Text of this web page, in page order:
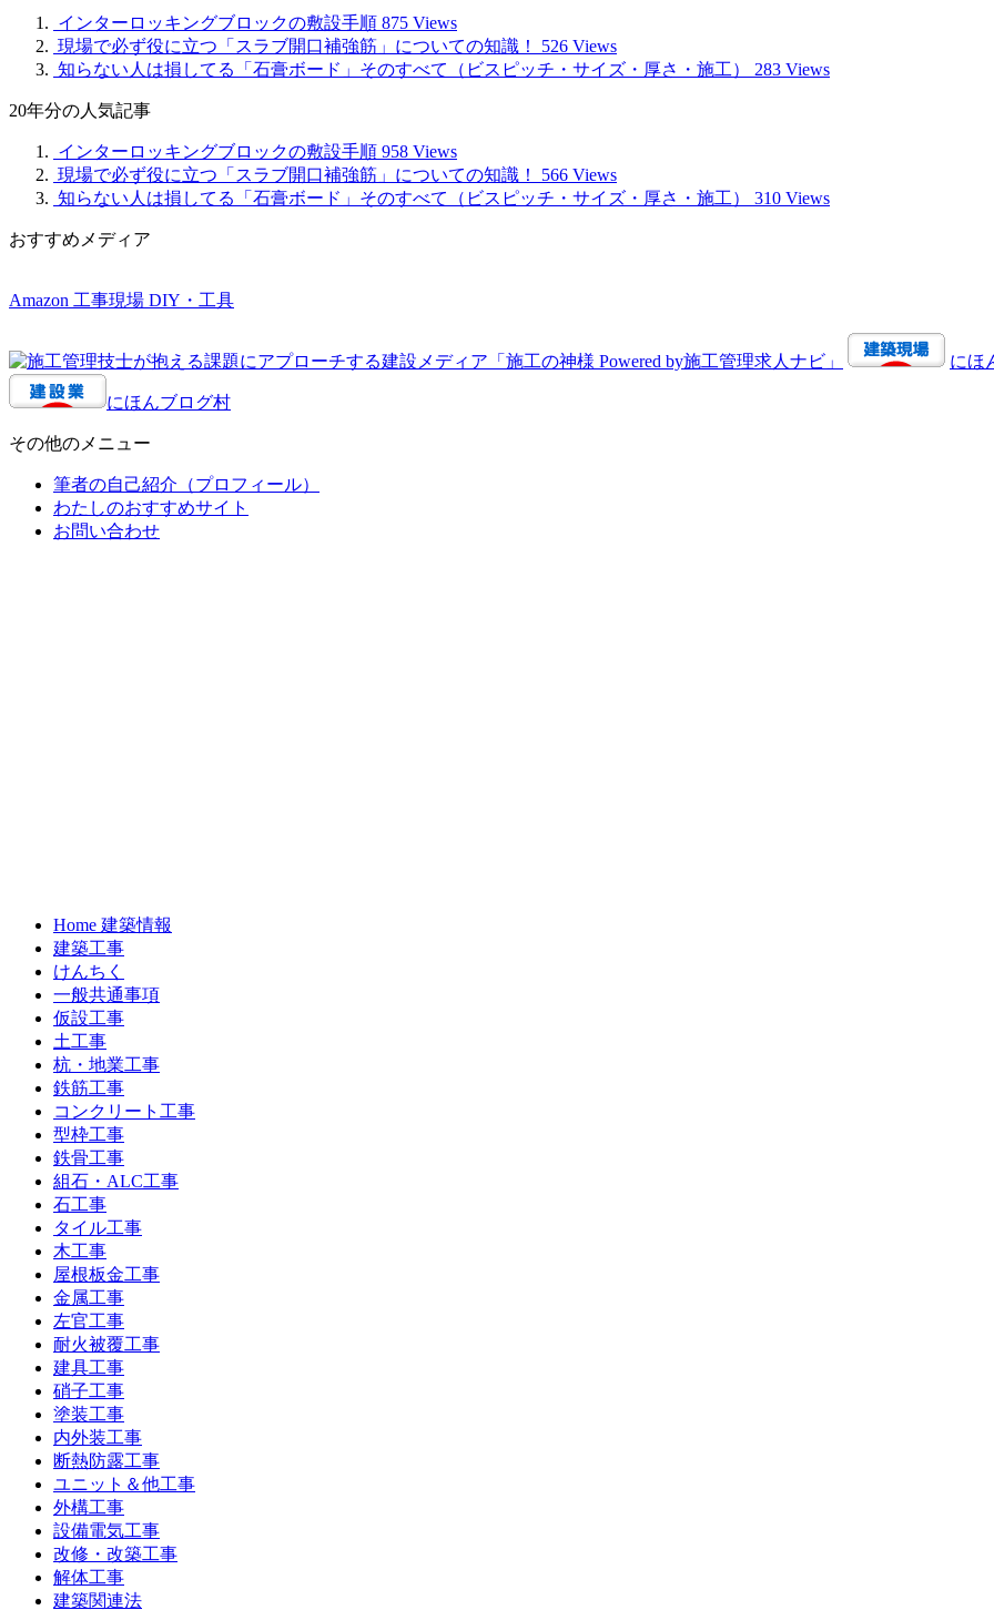
インターロッキングブロックの敷設手順 875 Views
現場で必ず役に立つ「スラブ開口補強筋」についての知識！
526 Views
知らない人は損してる「石膏ボード」そのすべて（ビスピッチ・サイズ・厚さ・施工）
283 Views
20年分の人気記事
インターロッキングブロックの敷設手順 958 Views
現場で必ず役に立つ「スラブ開口補強筋」についての知識！
566 Views
知らない人は損してる「石膏ボード」そのすべて（ビスピッチ・サイズ・厚さ・施工）
310 Views
おすすめメディア
Amazon 工事現場 DIY・工具
にほ
にほんブログ村
その他のメニュー
筆者の自己紹介（プロフィール）
わたしのおすすめサイト
お問い合わせ
Home 建築情報
建築工事
けんちく
一般共通事項
仮設工事
土工事
杭・地業工事
鉄筋工事
コンクリート工事
型枠工事
鉄骨工事
組石・ALC工事
石工事
タイル工事
木工事
屋根板金工事
金属工事
左官工事
耐火被覆工事
建具工事
硝子工事
塗装工事
内外装工事
断熱防露工事
ユニット＆他工事
外構工事
設備電気工事
改修・改築工事
解体工事
建築関連法